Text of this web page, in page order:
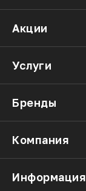
Акции
Услуги
Бренды
Компания
Информация